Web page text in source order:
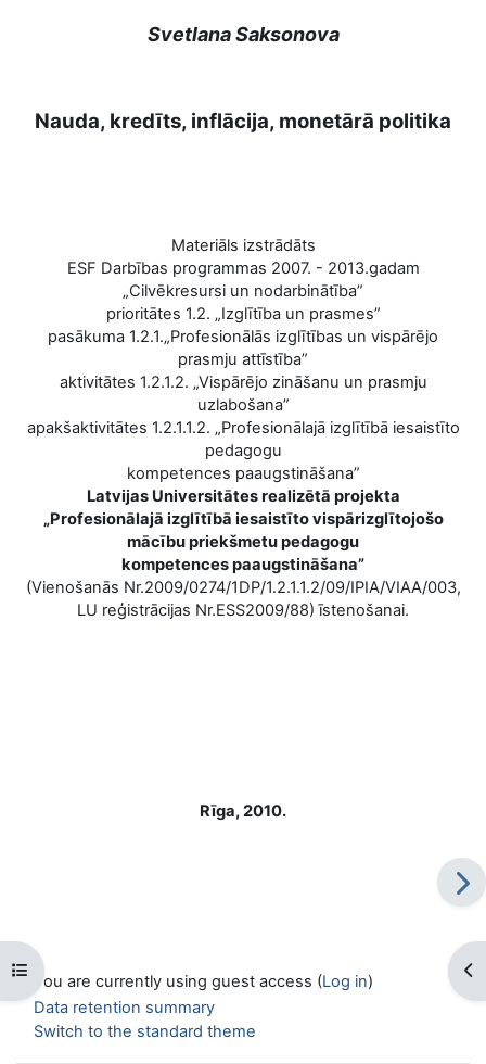
Open course index
Svetlana Saksonova
Nauda, kredīts, inflācija, monetārā politika
Materiāls izstrādāts
ESF Darbības programmas 2007. - 2013.gadam
„Cilvēkresursi un nodarbinātība”
prioritātes 1.2. „Izglītība un prasmes”
pasākuma 1.2.1.„Profesionālās izglītības un vispārējo
prasmju attīstība”
aktivitātes 1.2.1.2. „Vispārējo zināšanu un prasmju
uzlabošana”
apakšaktivitātes 1.2.1.1.2. „Profesionālajā izglītībā iesaistīto
pedagogu
kompetences paaugstināšana”
Latvijas Universitātes realizētā projekta
„Profesionālajā izglītībā iesaistīto vispārizglītojošo
mācību priekšmetu pedagogu
kompetences paaugstināšana”
(Vienošanās Nr.2009/0274/1DP/1.2.1.1.2/09/IPIA/VIAA/003,
LU reģistrācijas Nr.ESS2009/88) īstenošanai.
Rīga, 2010.
You are currently using guest access (Log in)
Data retention summary
Switch to the standard theme